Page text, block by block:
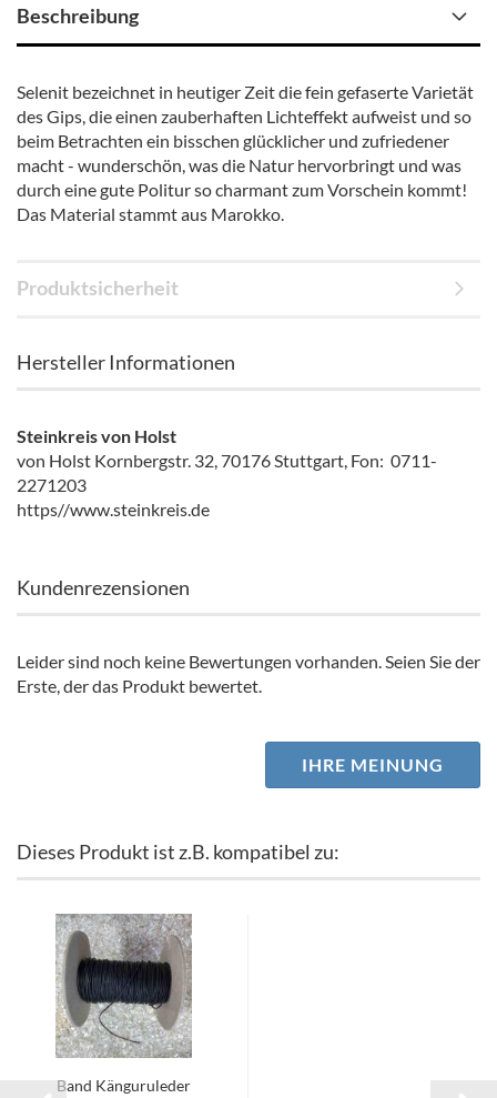
Beschreibung
Selenit bezeichnet in heutiger Zeit die fein gefaserte Varietät
des Gips, die einen zauberhaften Lichteffekt aufweist und so
beim Betrachten ein bisschen glücklicher und zufriedener
macht - wunderschön, was die Natur hervorbringt und was
durch eine gute Politur so charmant zum Vorschein kommt!
Das Material stammt aus Marokko.
Produktsicherheit
Hersteller Informationen
Steinkreis von Holst
von Holst Kornbergstr. 32, 70176 Stuttgart, Fon: 0711-
2271203
https//www.steinkreis.de
Kundenrezensionen
Leider sind noch keine Bewertungen vorhanden. Seien Sie der
Erste, der das Produkt bewertet.
IHRE MEINUNG
Dieses Produkt ist z.B. kompatibel zu:
Band Känguruleder